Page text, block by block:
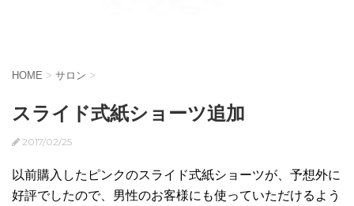
HOME > サロン >
スライド式紙ショーツ追加
2017/02/25
以前購入したピンクのスライド式紙ショーツが、予想外に
好評でしたので、男性のお客様にも使っていただけるよう